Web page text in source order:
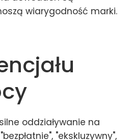
wiarygodność marki.
oddziaływanie na
"ekskluzywny",